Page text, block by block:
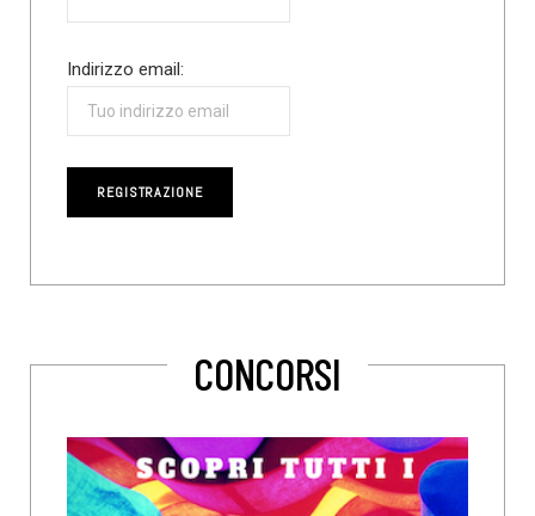
Indirizzo email:
CONCORSI